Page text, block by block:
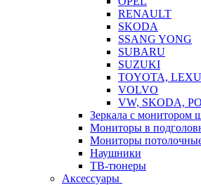
RENAULT
SKODA
SSANG YONG
SUBARU
SUZUKI
TOYOTA,
VOLVO
VW, SKODA,
Зеркала с монитором
Мониторы в
Мониторы
Наушники
ТВ-тюнеры
Аксессуары